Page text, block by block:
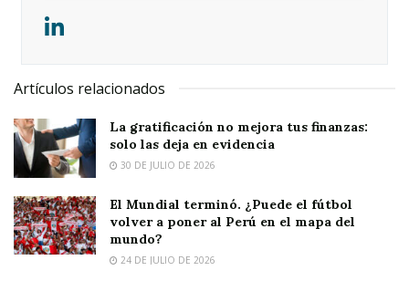
Artículos relacionados
La gratificación no mejora tus finanzas:
solo las deja en evidencia
30 DE JULIO DE 2026
El Mundial terminó. ¿Puede el fútbol
volver a poner al Perú en el mapa del
mundo?
24 DE JULIO DE 2026